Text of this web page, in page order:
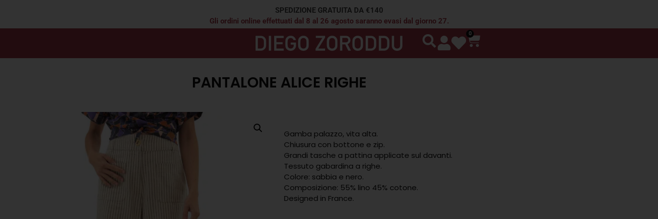
SPEDIZIONE GRATUITA DA €140
Gli ordini online effettuati dal 8 al 26 agosto saranno evasi dal giorno 27.
0
PANTALONE ALICE RIGHE
Gamba palazzo, vita alta.
Chiusura con bottone e zip.
Grandi tasche a pattina applicate sul davanti.
Tessuto gabardina a righe.
Colore: sabbia e nero.
Composizione: 55% lino 45% cotone.
Designed in France.